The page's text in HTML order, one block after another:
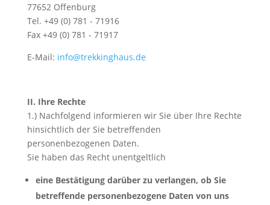
77652 Offenburg
Tel. +49 (0) 781 - 71916
Fax +49 (0) 781 - 71917
E-Mail: info@trekkinghaus.de
II. Ihre Rechte
1.) Nachfolgend informieren wir Sie über Ihre Rechte
hinsichtlich der Sie betreffenden
personenbezogenen Daten.
Sie haben das Recht unentgeltlich
eineBestätigung darüber zu verlangen, ob Sie
betreffende personenbezogene Daten von uns